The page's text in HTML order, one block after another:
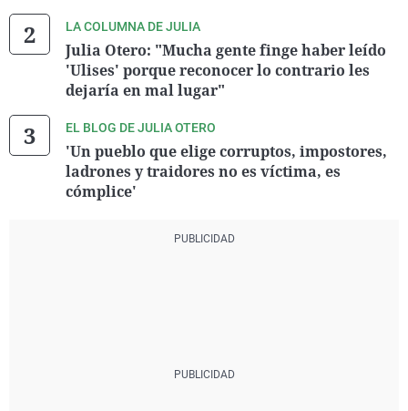
LA COLUMNA DE JULIA
Julia Otero: "Mucha gente finge haber leído
'Ulises' porque reconocer lo contrario les
dejaría en mal lugar"
EL BLOG DE JULIA OTERO
'Un pueblo que elige corruptos, impostores,
ladrones y traidores no es víctima, es
cómplice'